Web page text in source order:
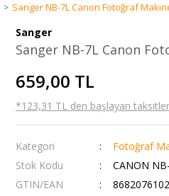
Sanger NB-7L Canon Fotoğraf
Sanger
Sanger NB-7L Canon
659,00 TL
*123,31 TL den başlayan
Kategori Fotoğraf
Stok Kodu
CANON
GTIN/EAN